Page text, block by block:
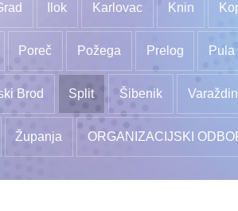
Ilok Karlovac Knin
Poreč Požega Prelog Pula
Brod Split Šibenik Varaždin
Županja ORGANIZACIJSKI